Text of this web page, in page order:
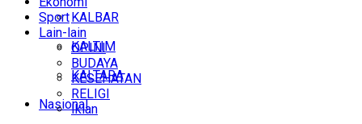
KALBAR
KALTIM
KALTARA
Nasional
Sport
Lain-lain
OPINI
BUDAYA
KESEHATAN
RELIGI
Iklan